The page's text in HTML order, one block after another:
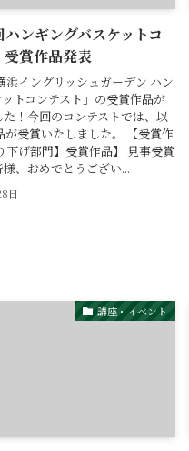
ハンギングバスケットコ
受賞作品発表
浜イングリッシュガーデン ハン
トコンテスト」の受賞作品が
！今回のコンテストでは、以
が受賞いたしました。 【受賞作
下げ部門】受賞作品】 見事受賞
、おめでとうござい...
日
講座・イベント